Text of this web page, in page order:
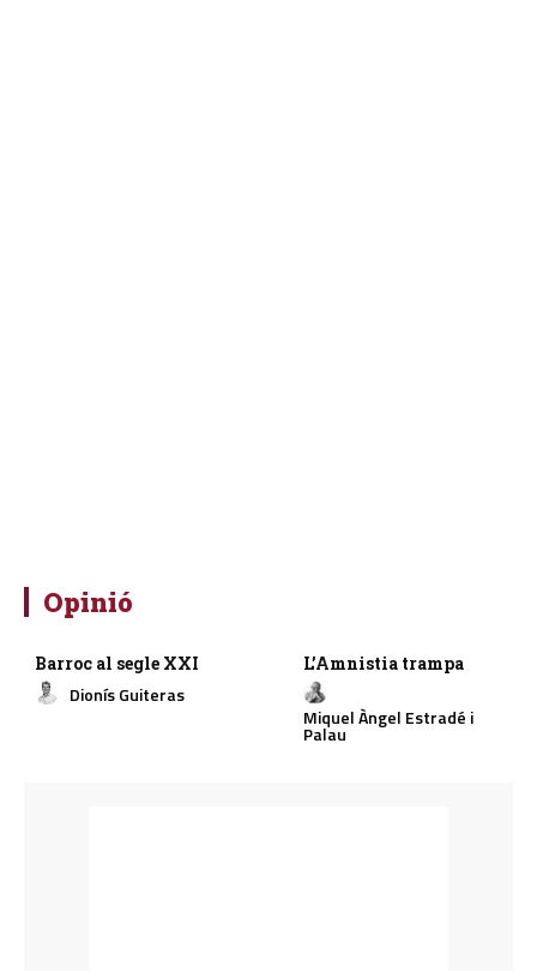
Opinió
Barroc al segle XXI
Dionís Guiteras
L’Amnistia trampa
Miquel Àngel Estradé i
Palau